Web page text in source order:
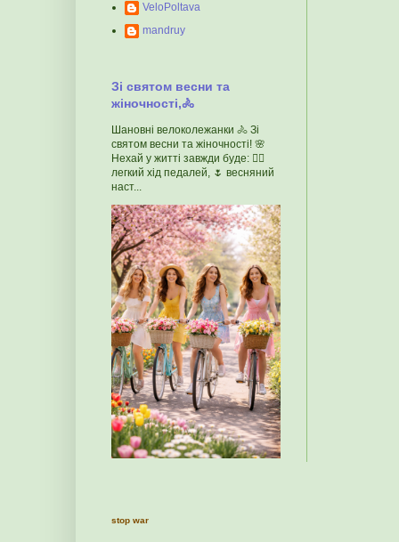
VeloPoltava
mandruy
Зі святом весни та
жіночності,🚴
Шановні велоколежанки 🚴 Зі
святом весни та жіночності! 🌸
Нехай у житті завжди буде: 🚴‍♀️
легкий хід педалей, 🌷 весняний
наст...
stop war